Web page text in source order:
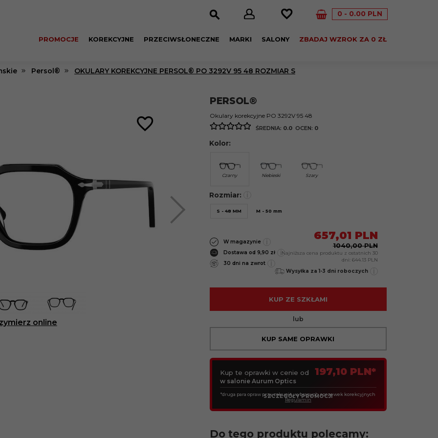
0 0.00 PLN
PROMOCJE KOREKCYJNE PRZECIWSŁONECZNE MARKI SALONY ZBADAJ WZROK ZA 0 ZŁ
Persol® OKULARY KOREKCYJNE PERSOL® PO 3292V 95 48 ROZMIAR S
online
PERSOL®
Okulary korekcyjne PO 3292V 95 48
ŚREDNIA: 0.0OCEN: 0
Kolor:
Czarny Niebieski Szary
Rozmiar:
S - 48 MM M - 50 mm
W magazynie
Dostawa od 9,90 zł
30 dni na zwrot
657,01 PLN
1040,00 PLN
Najniższa cena produktu z ostatnich 30
dni: 644.13 PLN
Wysyłka za 1-3 dni roboczych
KUP ZE SZKŁAMI
lub
KUP SAME OPRAWKI
Kup te oprawki w cenie od 197,10 PLN*
w salonie Aurum Optics
*druga para opraw przy zakupie wybranych soczewek korekcyjnych
SZCZEGÓŁY PROMOCJI
Regulamin
Do tego produktu polecamy: